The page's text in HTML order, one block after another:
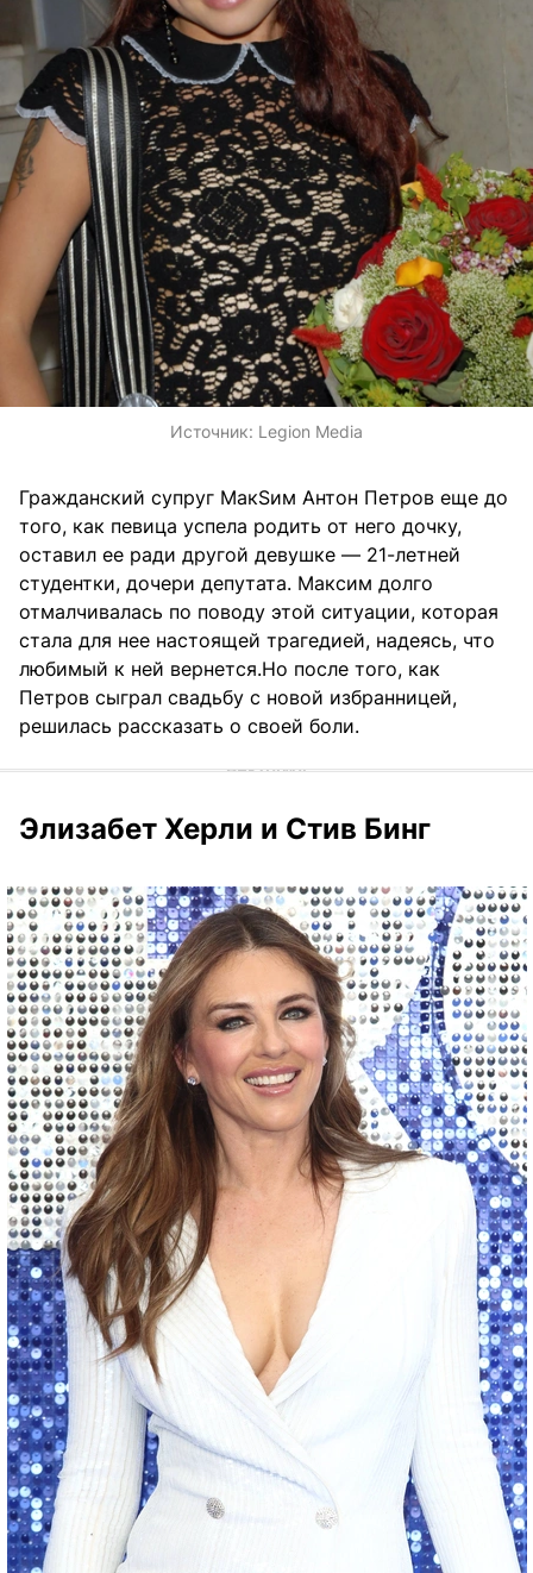
Источник: Legion Media
Гражданский супруг МакSим Антон Петров еще до
того, как певица успела родить от него дочку,
оставил ее ради другой девушке — 21-летней
студентки, дочери депутата. Максим долго
отмалчивалась по поводу этой ситуации, которая
стала для нее настоящей трагедией, надеясь, что
любимый к ней вернется.Но после того, как
Петров сыграл свадьбу с новой избранницей,
решилась рассказать о своей боли.
Элизабет Херли и Стив Бинг